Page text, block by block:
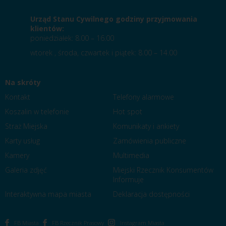
Urząd Stanu Cywilnego godziny przyjmowania
klientów:
poniedziałek: 8.00 – 16.00
wtorek , środa, czwartek i piątek: 8.00 – 14.00
Na skróty
Kontakt
Telefony alarmowe
Koszalin w telefonie
Hot spot
Straż Miejska
Komunikaty i ankiety
Karty usług
Zamówienia publiczne
Kamery
Multimedia
Galeria zdjęć
Miejski Rzecznik Konsumentów
Informuje
Interaktywna mapa miasta
Deklaracja dostępności
FB Miasta FB Rzecznik Prasowy Instagram Miasta